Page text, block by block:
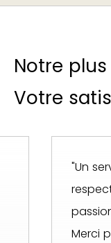
Notre
Votre
"Un
Merci